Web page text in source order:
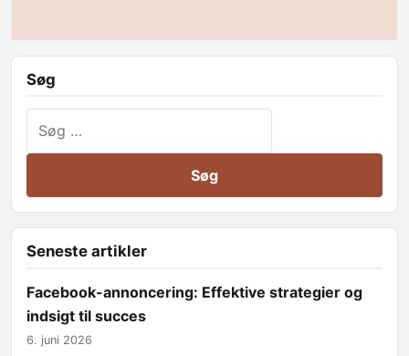
Søg
Seneste artikler
Facebook-annoncering: Effektive strategier og
indsigt til succes
6. juni 2026